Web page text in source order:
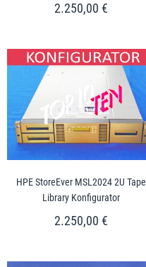
2.250,00 €
HPE StoreEver MSL2024 2U Tape
Library Konfigurator
2.250,00 €